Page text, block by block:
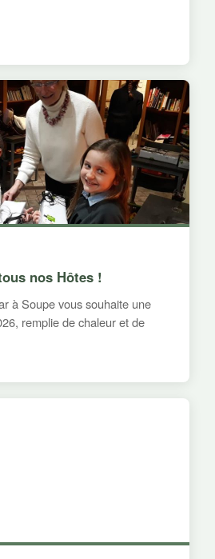
nos Hôtes !
à Soupe vous souhaite une
remplie de chaleur et de